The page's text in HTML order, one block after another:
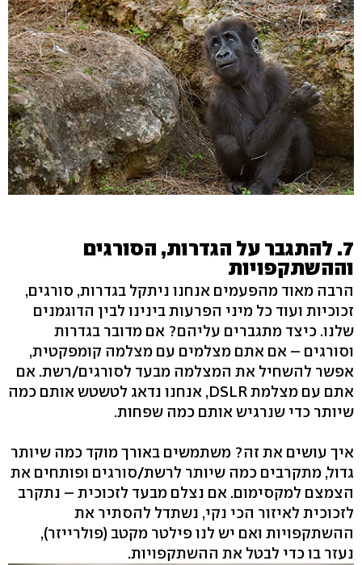
7. להתגבר על הגדרות, הסורגים
וההשתקפויות
הרבה מאוד מהפעמים אנחנו ניתקל בגדרות, סורגים,
זכוכיות ועוד כל מיני הפרעות בינינו לבין הדוגמנים
שלנו. כיצד מתגברים עליהם? אם מדובר בגדרות
וסורגים – אם אתם מצלמים עם מצלמה קומפקטית,
אפשר להשחיל את המצלמה מבעד לסורגים/רשת. אם
אתם עם מצלמת DSLR, אנחנו נדאג לטשטש אותם כמה
שיותר כדי שנרגיש אותם כמה שפחות.
איך עושים את זה? משתמשים באורך מוקד כמה שיותר
גדול, מתקרבים כמה שיותר לרשת/סורגים ופותחים את
הצמצם למקסימום. אם נצלם מבעד לזכוכית – נתקרב
לזכוכית לאיזור הכי נקי, נשתדל להסתיר את
ההשתקפויות ואם יש לנו פילטר מקטב (פולרייזר),
נעזר בו כדי לבטל את ההשתקפויות.